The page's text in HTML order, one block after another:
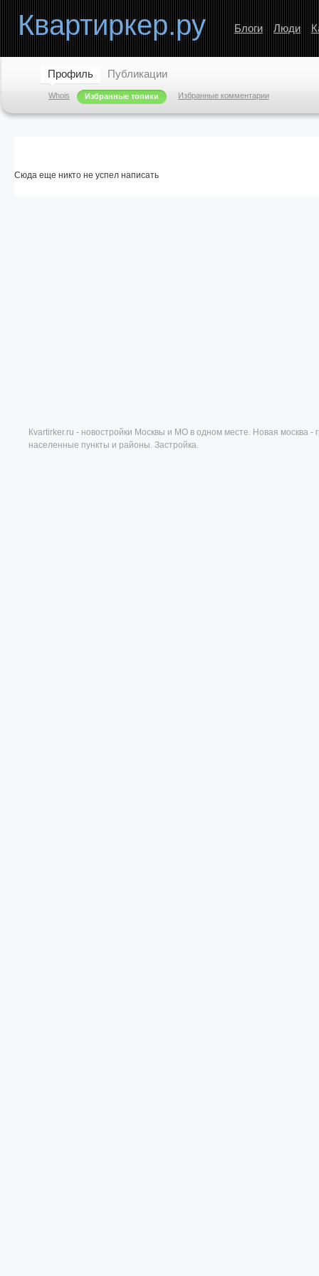
Квартиркер.ру Блоги Люди
Профиль
Whois Избранные топики Избранные комментарии
Публикации
Сюда еще никто не успел написать
Кvartirker.ru - новостройки Москвы и МО в одном месте. Новая москва
населенные пункты и районы. Застройка.